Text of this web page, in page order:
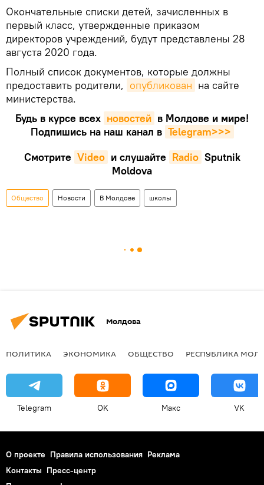
Окончательные списки детей, зачисленных в
первый класс, утвержденные приказом
директоров учреждений, будут представлены 28
августа 2020 года.
Полный список документов, которые должны
предоставить родители, опубликован на сайте
министерства.
Будь в курсе всех новостей в Молдове и мире!
Подпишись на наш канал в Telegram>>>
Смотрите Video и слушайте Radio Sputnik
Moldova
Общество Новости В Молдове школы
Молдова
ПОЛИТИКА ЭКОНОМИКА ОБЩЕСТВО РЕСПУБЛИКА
Telegram OK Макс VK
О проекте Правила использования Реклама
Контакты Пресс-центр